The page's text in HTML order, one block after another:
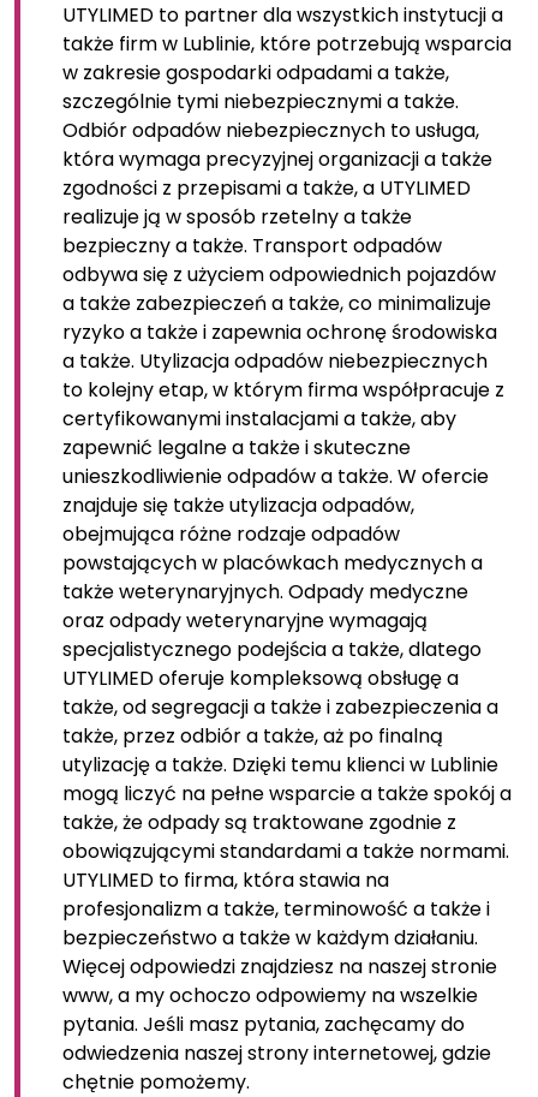
UTYLIMED to partner dla wszystkich instytucji a
także firm w Lublinie, które potrzebują wsparcia
w zakresie gospodarki odpadami a także,
szczególnie tymi niebezpiecznymi a także.
Odbiór odpadów niebezpiecznych to usługa,
która wymaga precyzyjnej organizacji a także
zgodności z przepisami a także, a UTYLIMED
realizuje ją w sposób rzetelny a także
bezpieczny a także. Transport odpadów
odbywa się z użyciem odpowiednich pojazdów
a także zabezpieczeń a także, co minimalizuje
ryzyko a także i zapewnia ochronę środowiska
a także. Utylizacja odpadów niebezpiecznych
to kolejny etap, w którym firma współpracuje z
certyfikowanymi instalacjami a także, aby
zapewnić legalne a także i skuteczne
unieszkodliwienie odpadów a także. W ofercie
znajduje się także utylizacja odpadów,
obejmująca różne rodzaje odpadów
powstających w placówkach medycznych a
także weterynaryjnych. Odpady medyczne
oraz odpady weterynaryjne wymagają
specjalistycznego podejścia a także, dlatego
UTYLIMED oferuje kompleksową obsługę a
także, od segregacji a także i zabezpieczenia a
także, przez odbiór a także, aż po finalną
utylizację a także. Dzięki temu klienci w Lublinie
mogą liczyć na pełne wsparcie a także spokój a
także, że odpady są traktowane zgodnie z
obowiązującymi standardami a także normami.
UTYLIMED to firma, która stawia na
profesjonalizm a także, terminowość a także i
bezpieczeństwo a także w każdym działaniu.
Więcej odpowiedzi znajdziesz na naszej stronie
www, a my ochoczo odpowiemy na wszelkie
pytania. Jeśli masz pytania, zachęcamy do
odwiedzenia naszej strony internetowej, gdzie
chętnie pomożemy.